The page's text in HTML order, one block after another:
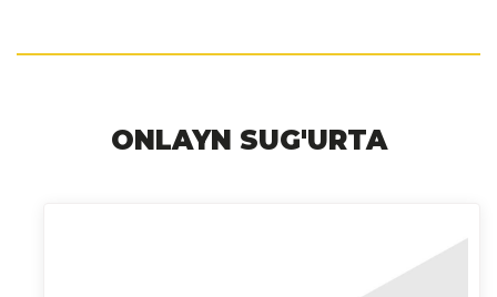
ONLAYN SUG'URTA